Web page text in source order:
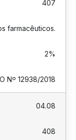
407
farmacêuticos.
2%
Nº 12938/2018
04.08
408